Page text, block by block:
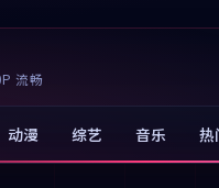
流畅
动漫 综艺 音乐 热